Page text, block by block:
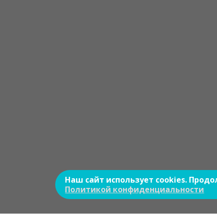
Наш сайт использует cookies.
Политикой конфиденциальности